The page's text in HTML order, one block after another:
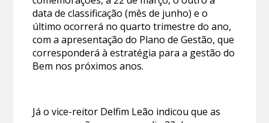
data de classificação (mês de junho) e o
último ocorrerá no quarto trimestre do ano,
com a apresentação do Plano de Gestão, que
corresponderá à estratégia para a gestão do
Bem nos próximos anos.
Já o vice-reitor Delfim Leão indicou que as